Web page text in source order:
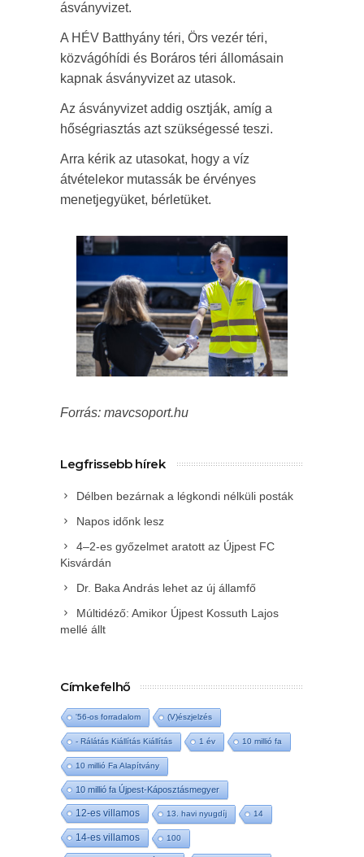
ásványvizet.
A HÉV Batthyány téri, Örs vezér téri,
közvágóhídi és Boráros téri állomásain
kapnak ásványvizet az utasok.
Az ásványvizet addig osztják, amíg a
hőségriasztás azt szükségessé teszi.
Arra kérik az utasokat, hogy a víz
átvételekor mutassák be érvényes
menetjegyüket, bérletüket.
Forrás: mavcsoport.hu
Legfrissebb hírek
Délben bezárnak a légkondi nélküli posták
Napos időnk lesz
4–2-es győzelmet aratott az Újpest FC
Kisvárdán
Dr. Baka András lehet az új államfő
Múltidéző: Amikor Újpest Kossuth Lajos
mellé állt
Címkefelhő
'56-os forradalom (V)észjelzés
- Rálátás Kiállítás Kiállítás 1 év 10 millió fa
10 millió Fa Alapítvány
10 millió fa Újpest-Káposztásmegyer
12-es villamos 13. havi nyugdíj 14
14-es villamos 100